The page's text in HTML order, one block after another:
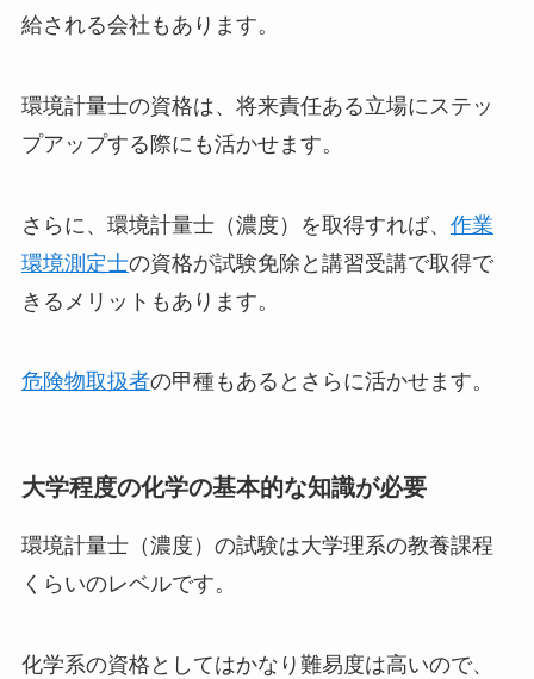
給される会社もあります。
環境計量士の資格は、将来責任ある立場にステッ
プアップする際にも活かせます。
さらに、環境計量士（濃度）を取得すれば、 作業
環境測定士の資格が試験免除と講習受講で取得で
きるメリットもあります。
危険物取扱者の甲種もあるとさらに活かせます。
大学程度の化学の基本的な知識が必要
環境計量士（濃度）の試験は大学理系の教養課程
くらいのレベルです。
化学系の資格としてはかなり難易度は高いので、